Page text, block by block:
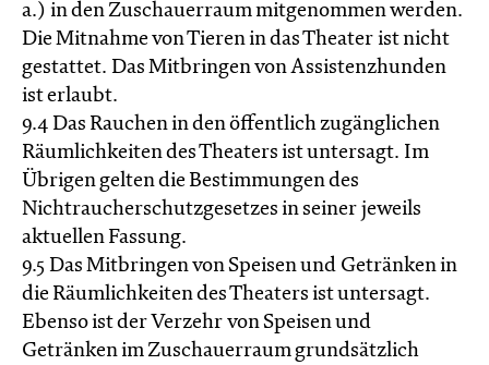
a.) in den Zuschauerraum mitgenommen werden.
Die Mitnahme von Tieren in das Theater ist nicht
gestattet. Das Mitbringen von Assistenzhunden
ist erlaubt.
9.4 Das Rauchen in den öffentlich zugänglichen
Räumlichkeiten des Theaters ist untersagt. Im
Übrigen gelten die Bestimmungen des
Nichtraucherschutzgesetzes in seiner jeweils
aktuellen Fassung.
9.5 Das Mitbringen von Speisen und Getränken in
die Räumlichkeiten des Theaters ist untersagt.
Ebenso ist der Verzehr von Speisen und
Getränken im Zuschauerraum grundsätzlich